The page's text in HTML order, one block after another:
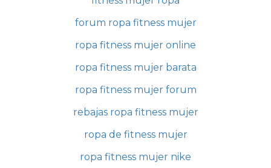
forum ropa fitness mujer
ropa fitness mujer online
ropa fitness mujer barata
ropa fitness mujer forum
rebajas ropa fitness mujer
ropa de fitness mujer
ropa fitness mujer nike